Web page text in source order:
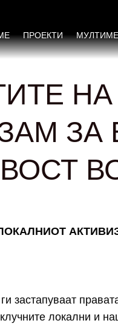
ПРОЕКТИ
ЗА
застапуваат
локални и